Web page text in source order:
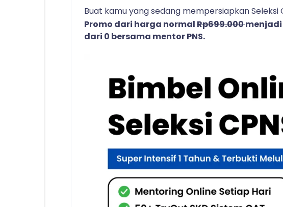
Buat kamu yang sedang mempersiapkan Seleksi
Promo dari harga normalRp699.000menjadi
dari 0 bersama mentor PNS.